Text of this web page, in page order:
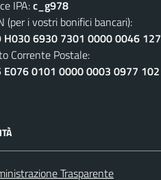
IPA:c_g978
(per i vostri bonifici bancari):
H030 6930 7301 0000 0046 127
Corrente Postale:
E076 0101 0000 0003 0977 102
Trasparente